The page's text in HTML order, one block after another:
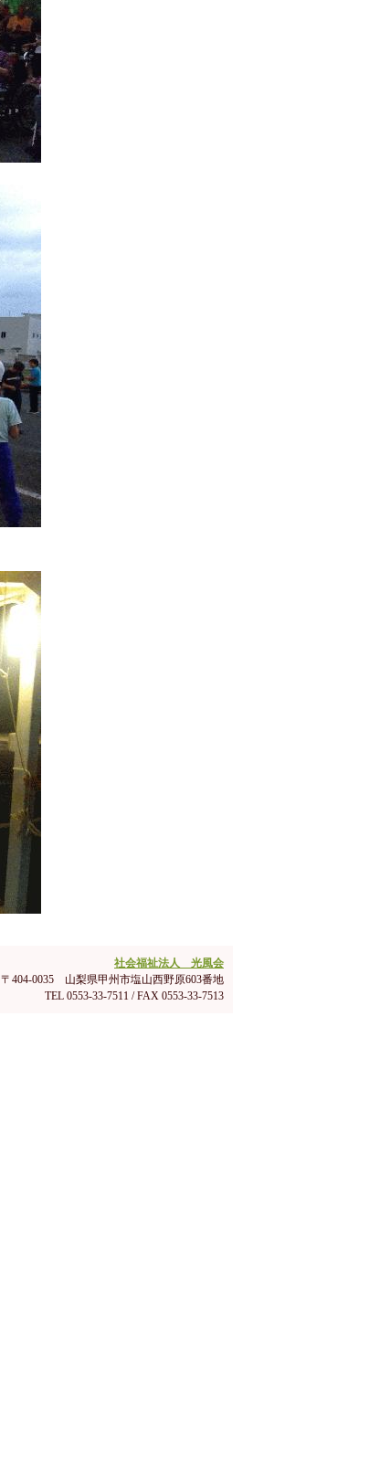
社会福祉法人 光風会
〒404-0035 山梨県甲州市塩山西野原603番地
TEL 0553-33-7511 / FAX 0553-33-7513